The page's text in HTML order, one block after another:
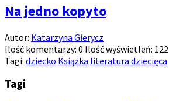
Na jedno kopyto
Autor: Katarzyna Gierycz
Ilość komentarzy: 0 Ilość wyświetleń: 122
Tagi: dziecko Książka literatura dziecięca
Tagi